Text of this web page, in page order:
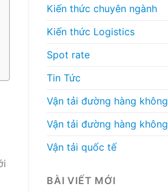
Kiến thức chuyên ngành
Kiến thức Logistics
Spot rate
Tin Tức
Vận tải đường hàng không
Vận tải đường hàng không
Vận tải quốc tế
BÀI VIẾT MỚI